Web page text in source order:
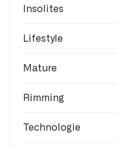
Insolites
Lifestyle
Mature
Rimming
Technologie